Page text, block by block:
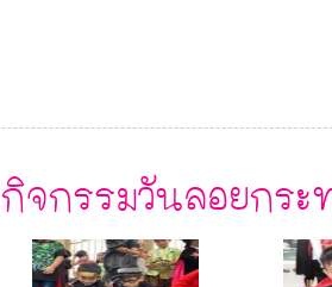
กิจกรรมวันลอยกระ